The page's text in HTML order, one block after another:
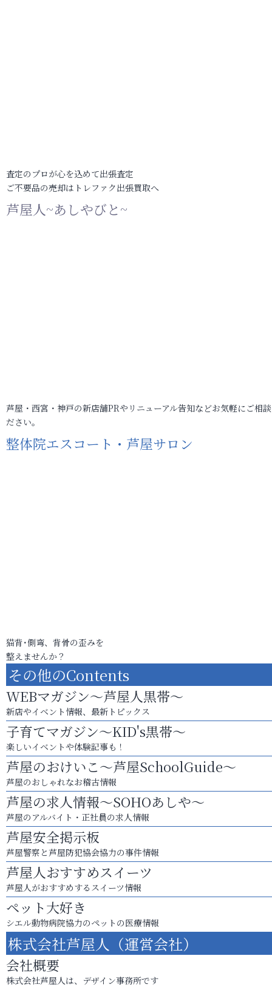
査定のプロが心を込めて出張査定
ご不要品の売却はトレファク出張買取へ
芦屋人~あしやびと~
芦屋・西宮・神戸の新店舗PRやリニューアル告知などお気軽にご相
ださい。
整体院エスコート・芦屋サロン
猫背･側弯、背骨の歪みを
整えませんか？
その他のContents
WEBマガジン～芦屋人黒帯～
新店やイベント情報、最新トピックス
子育てマガジン～KID's黒帯～
楽しいイベントや体験記事も！
芦屋のおけいこ～芦屋SchoolGuide～
芦屋のおしゃれなお稽古情報
芦屋の求人情報～SOHOあしや～
芦屋のアルバイト・正社員の求人情報
芦屋安全掲示板
芦屋警察と芦屋防犯協会協力の事件情報
芦屋人おすすめスイーツ
芦屋人がおすすめするスイーツ情報
ペット大好き
シエル動物病院協力のペットの医療情報
株式会社芦屋人（運営会社）
会社概要
株式会社芦屋人は、デザイン事務所です